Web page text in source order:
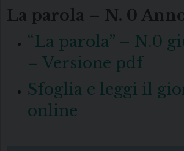
La parola – N. 0
“La parola” – N.0
– Versione pdf
Sfoglia e leggi il
online